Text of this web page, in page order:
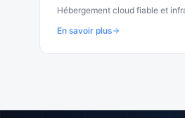
Hébergement cloud fiable et
En savoir plus